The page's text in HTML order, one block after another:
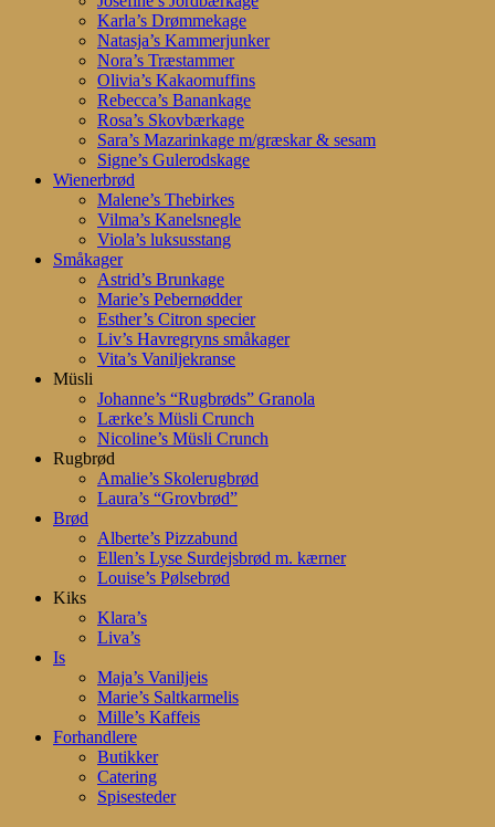
Karla’s Drømmekage
Natasja’s Kammerjunker
Nora’s Træstammer
Olivia’s Kakaomuffins
Rebecca’s Banankage
Rosa’s Skovbærkage
Sara’s Mazarinkage m/græskar & sesam
Signe’s Gulerodskage
Wienerbrød
Malene’s Thebirkes
Vilma’s Kanelsnegle
Viola’s luksusstang
Småkager
Astrid’s Brunkage
Marie’s Pebernødder
Esther’s Citron specier
Liv’s Havregryns småkager
Vita’s Vaniljekranse
Müsli
Johanne’s “Rugbrøds” Granola
Lærke’s Müsli Crunch
Nicoline’s Müsli Crunch
Rugbrød
Amalie’s Skolerugbrød
Laura’s “Grovbrød”
Brød
Alberte’s Pizzabund
Ellen’s Lyse Surdejsbrød m. kærner
Louise’s Pølsebrød
Kiks
Klara’s
Liva’s
Is
Maja’s Vaniljeis
Marie’s Saltkarmelis
Mille’s Kaffeis
Forhandlere
Butikker
Catering
Spisesteder